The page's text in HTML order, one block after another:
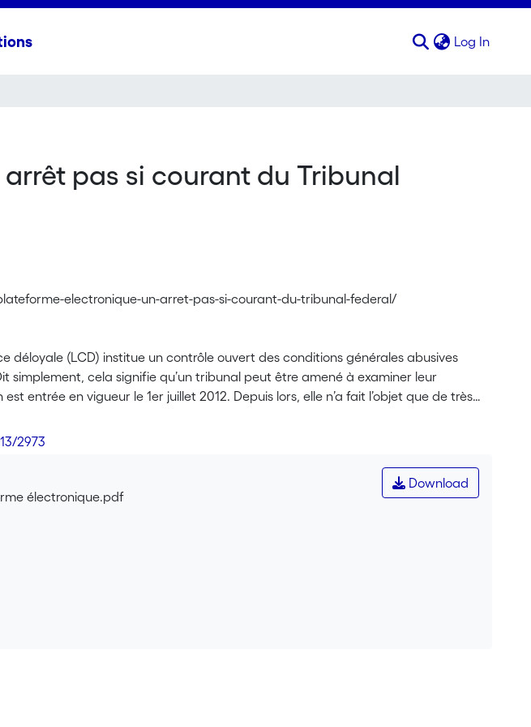
Log In
pas si courant du Tribunal
electronique-un-arret-pas-si-courant-du-tribunal-federal/
déloyale (LCD) institue un contrôle ouvert des conditions générales abusives
simplement, cela signifie qu’un tribunal peut être amené à examiner leur
entrée en vigueur le 1er juillet 2012. Depuis lors, elle n’a fait l’objet que de très
du Tribunal fédéral TF 4A_54/2021 du 28 octobre 2021 mérite à cet égard une
où il s’inscrit dans le contexte de l’utilisation d’une plateforme électronique.
2973
Download
électronique.pdf